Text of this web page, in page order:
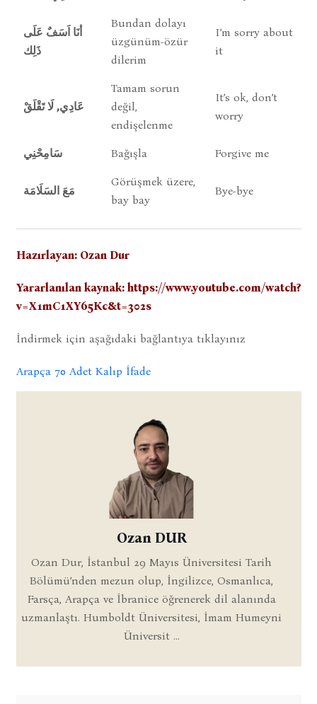
أنَا اَسَفٌ عَلَى
ذَلِك
Bundan dolayı
üzgünüm-özür
dilerim
I’m sorry about
it
عَادِي, لَا تَقْلَقْ
Tamam sorun
değil,
endişelenme
It’s ok, don’t
worry
سَامِحْنِي Bağışla Forgive me
مَعَ السَلَامَة
Görüşmek üzere,
bay bay
Bye-bye
Hazırlayan: Ozan Dur
Yararlanılan kaynak: https://www.youtube.com/watch?
v=X1mC1XY65Kc&t=302s
İndirmek için aşağıdaki bağlantıya tıklayınız
Arapça 70 Adet Kalıp İfade
Ozan DUR
Ozan Dur, İstanbul 29 Mayıs Üniversitesi Tarih
Bölümü’nden mezun olup, İngilizce, Osmanlıca,
Farsça, Arapça ve İbranice öğrenerek dil alanında
uzmanlaştı. Humboldt Üniversitesi, İmam Humeyni
Üniversit ...